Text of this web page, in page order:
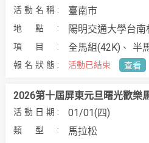
臺南市
陽明交通大學台南
全馬組(42K)
半
活動已結束 查看
01/01(四)
馬拉松
2026第十屆屏東元旦曙光歡樂